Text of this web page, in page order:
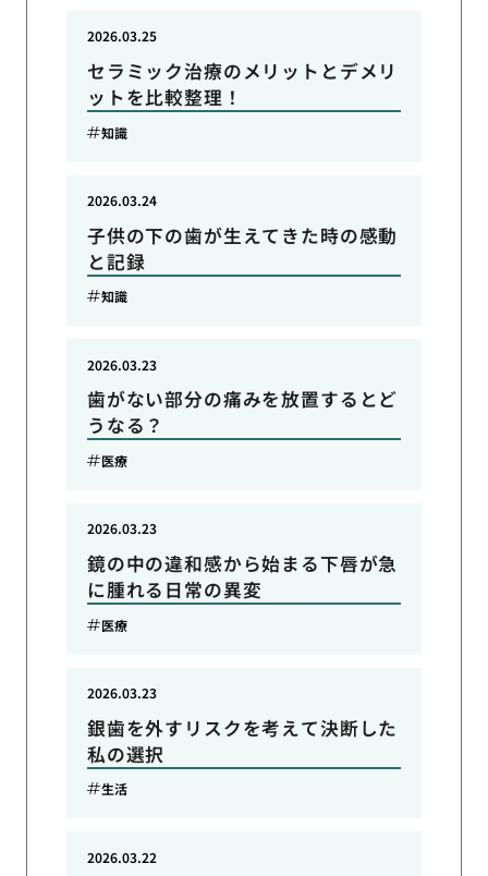
セラミック治療のメリットとデメリ
ットを比較整理！
2026.03.25
知識
子供の下の歯が生えてきた時の感動
と記録
2026.03.24
知識
歯がない部分の痛みを放置するとど
うなる？
2026.03.23
医療
鏡の中の違和感から始まる下唇が急
に腫れる日常の異変
2026.03.23
医療
銀歯を外すリスクを考えて決断した
私の選択
2026.03.23
生活
2026.03.22